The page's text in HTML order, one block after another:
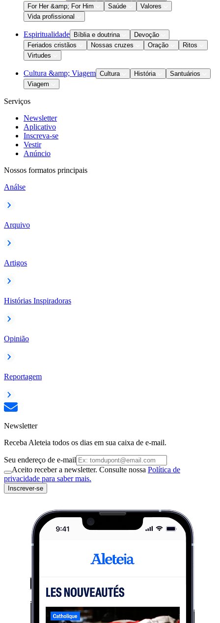
For Her &amp; For Him
Saúde
Valores
Vida profissional
Espiritualidade Bíblia e doutrina
Devoção
Feriados cristãos
Nossas cruzes Oração
Ritos
Virtudes
Cultura &amp; Viagem Cultura História
Santuários
Viagem
Serviços
Newsletter
Aplicativo
Inscreva-se
Vestir
Anúncio
Nossos formatos principais
Análse
Arquivo
Artigos
Histórias Inspiradoras
Opinião
Reportagem
Newsletter
Receba Aleteia todos os dias em sua caixa de e-mail.
Seu endereço de e-mail
Aceito receber a newsletter. Consulte nossa Política de
privacidade para saber mais.
Inscrever-se